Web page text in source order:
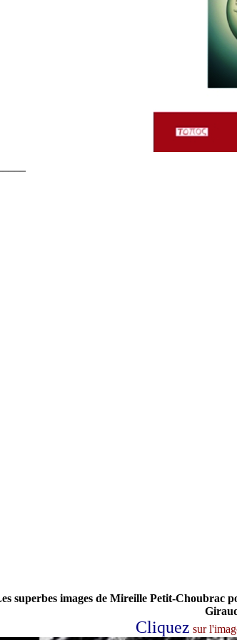
superbes images de Mireille Petit-Choubrac
Cliquez sur